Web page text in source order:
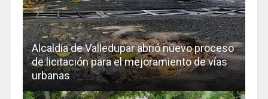
Alcaldía de Valledupar abrió nuevo proceso
de licitación para el mejoramiento de vías
urbanas